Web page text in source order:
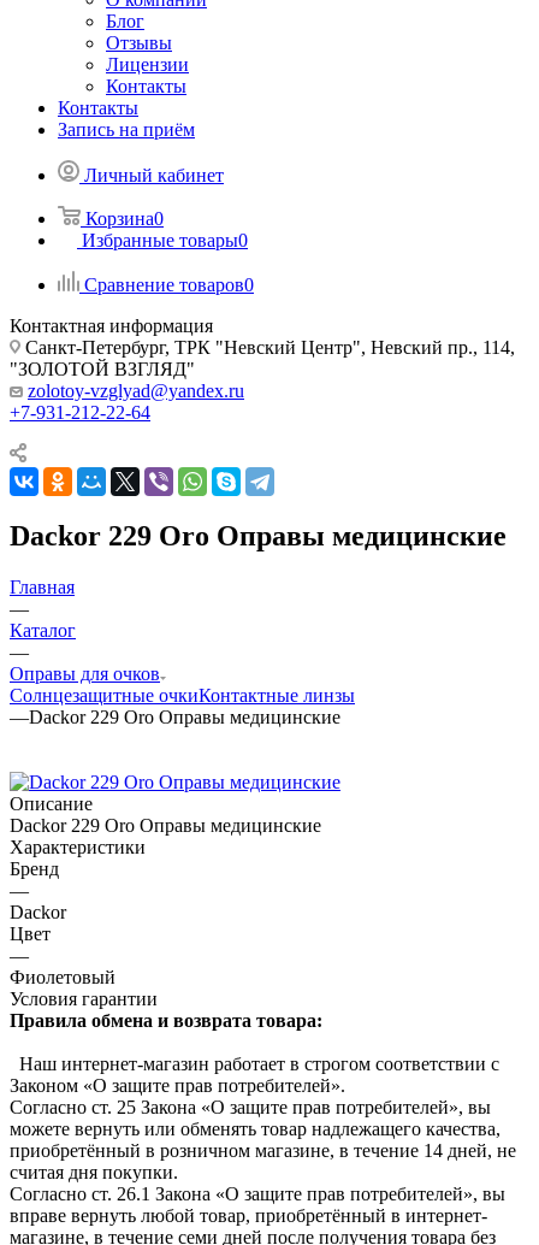
Блог
Отзывы
Лицензии
Контакты
Контакты
Запись на приём
Личный кабинет
Корзина0
Избранные товары0
Сравнение товаров0
Контактная информация
Санкт-Петербург, ТРК "Невский Центр", Невский пр., 114,
"ЗОЛОТОЙ ВЗГЛЯД"
zolotoy-vzglyad@yandex.ru
+7-931-212-22-64
Dackor 229 Oro Оправы медицинские
Главная
—
Каталог
—
Оправы для очков
Солнцезащитные очкиКонтактные линзы
—Dackor 229 Oro Оправы медицинские
Описание
Dackor 229 Oro Оправы медицинские
Характеристики
Бренд
—
Dackor
Цвет
—
Фиолетовый
Условия гарантии
Правила обмена и возврата товара:
Наш интернет-магазин работает в строгом соответствии с
Законом «О защите прав потребителей».
Согласно ст. 25 Закона «О защите прав потребителей», вы
можете вернуть или обменять товар надлежащего качества,
приобретённый в розничном магазине, в течение 14 дней, не
считая дня покупки.
Согласно ст. 26.1 Закона «О защите прав потребителей», вы
вправе вернуть любой товар, приобретённый в интернет-
магазине, в течение семи дней после получения товара без